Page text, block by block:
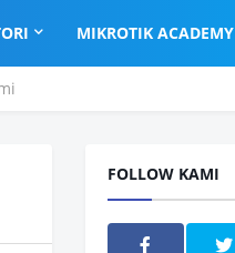
MIKROTIK ACADEMY
FOLLOW KAMI